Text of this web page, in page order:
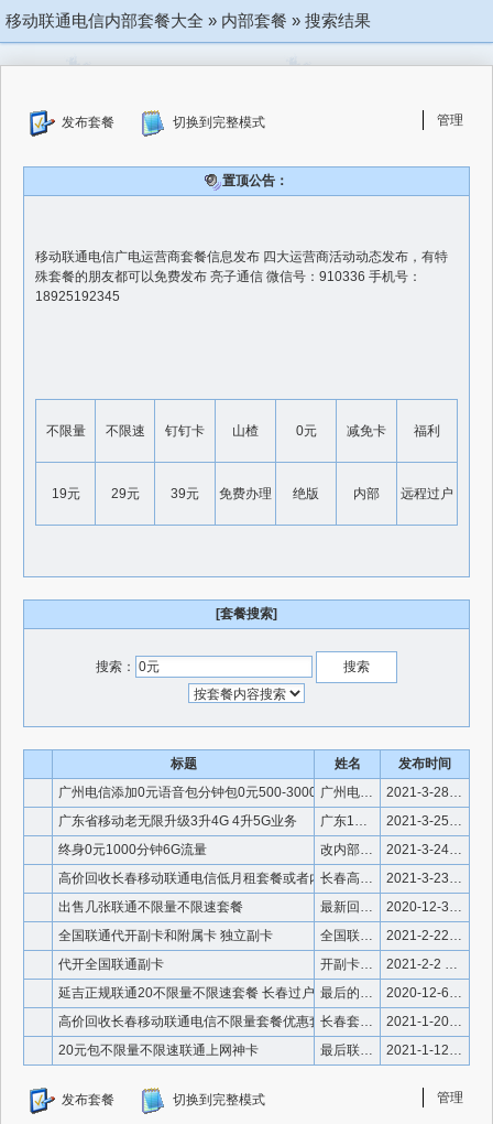
移动联通电信内部套餐大全 » 内部套餐 » 搜索结果
发布套餐 切换到完整模式 管理
置顶公告：
移动联通电信广电运营商套餐信息发布 四大运营商活动动态发布，有特
殊套餐的朋友都可以免费发布 亮子通信 微信号：910336 手机号：
18925192345
不限量 不限速 钉钉卡 山楂 0元 减免卡 福利
19元 29元 39元 免费办理 绝版 内部 远程过户
[套餐搜索]
搜索：
标题 姓名
发布时间
广州电信添加0元语音包分钟包0元500-3000分钟
广东省移动老无限升级3升4G 4升5G业务
终身0元1000分钟6G流量
高价回收长春移动联通电信低月租套餐或者内部套餐
出售几张联通不限量不限速套餐
全国联通代开副卡和附属卡 独立副卡
代开全国联通副卡
延吉正规联通20不限量不限速套餐 长春过户
高价回收长春移动联通电信不限量套餐优惠套餐
20元包不限量不限速联通上网神卡
发布套餐 切换到完整模式 管理